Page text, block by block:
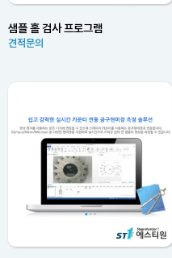
샘플 홀 검사 프로그램
견적문의